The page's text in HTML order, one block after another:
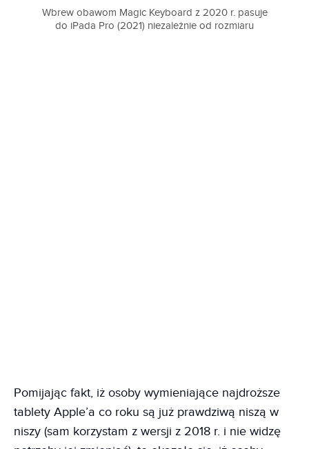
Wbrew obawom Magic Keyboard z 2020 r. pasuje
do iPada Pro (2021) niezależnie od rozmiaru
Pomijając fakt, iż osoby wymieniające najdroższe
tablety Apple’a co roku są już prawdziwą niszą w
niszy (sam korzystam z wersji z 2018 r. i nie widzę